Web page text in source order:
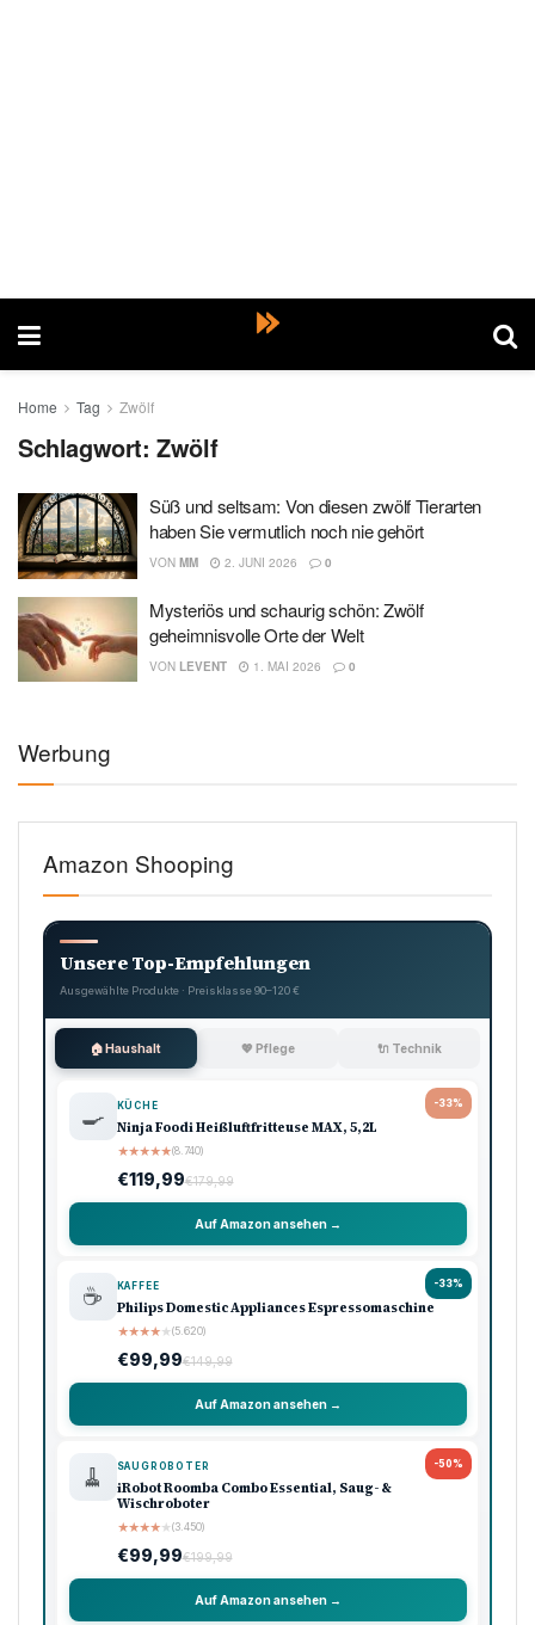
Home Tag Zwölf
Schlagwort:Zwölf
Süß und seltsam: Von diesen zwölf Tierarten
haben Sie vermutlich noch nie gehört
VON MM 2. JUNI 2026 0
Mysteriös und schaurig schön: Zwölf
geheimnisvolle Orte der Welt
VON LEVENT 1. MAI 2026 0
Werbung
Amazon Shooping
Unsere Top-Empfehlungen
Ausgewählte Produkte · Preisklasse 90–120 €
🏠 Haushalt 💖 Pflege 🔌 Technik
-33%
🍳 KÜCHE
Ninja Foodi Heißluftfritteuse MAX, 5,2L
★★★★★(8.740)
€119,99€179,99
Auf Amazon ansehen →
-33%
☕ KAFFEE
Philips Domestic Appliances Espressomaschine
★★★★★(5.620)
€99,99€149,99
Auf Amazon ansehen →
-50%
🧹 SAUGROBOTER
iRobot Roomba Combo Essential, Saug- &
Wischroboter
★★★★★(3.450)
€99,99€199,99
Auf Amazon ansehen →